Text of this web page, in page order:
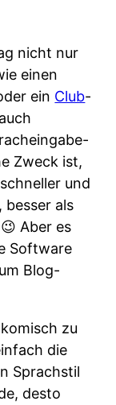
nicht nur
einen
ein Club-
Zweck ist,
und
besser als
Aber es
Software
Blog-
zu
die
Sprachstil
desto